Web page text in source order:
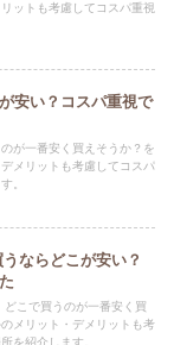
ットも考慮してコスパ重視
安い？コスパ重視で
が一番安く買えそうか？を
メリットも考慮してコスパ
。
ならどこが安い？
こで買うのが一番安く買
メリット・デメリットも考
を紹介します。